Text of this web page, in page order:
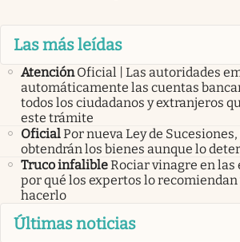
Las más leídas
Atención Oficial | Las autoridades
automáticamente las cuentas
todos los ciudadanos y extranjeros
este trámite
OficialPor nueva Ley de
obtendrán los bienes aunque lo
Truco infalibleRociar vinagre en las
por qué los expertos lo recomiendan
hacerlo
Últimas noticias